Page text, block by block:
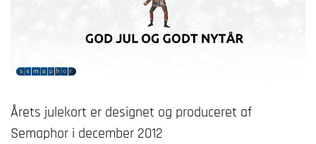
Årets julekort er designet og produceret af
Semaphor i december 2012